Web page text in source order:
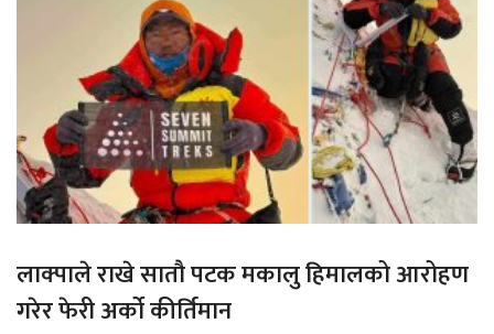
लाक्पाले राखे सातौ पटक मकालु हिमालको आरोहण
गरेर फेरी अर्को कीर्तिमान